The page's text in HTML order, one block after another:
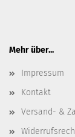
Mehr über...
Impressum
Kontakt
Versand- &